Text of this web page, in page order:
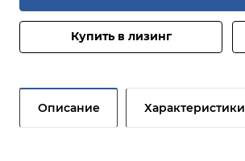
Купить в лизинг
Описание Характеристики